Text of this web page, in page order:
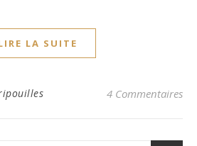
LA SUITE
4 Commentaires